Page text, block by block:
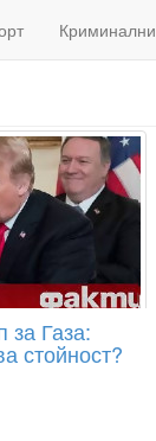
Криминални
за Газа:
стойност?